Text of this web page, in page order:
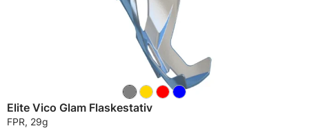
Elite Vico Glam Flaskestativ
FPR, 29g